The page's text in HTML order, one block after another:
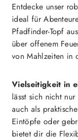
Entdecke unser
ideal für
Pfadfinder-Topf
über offenem
von Mahlzeiten in
Vielseitigkeit in
lässt sich nicht
auch als
Eintöpfe oder
bietet dir die